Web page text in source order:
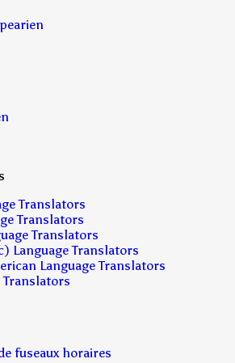
Translators
Translators
Translators
Language Translators
Language Translators
Translators
fuseaux horaires